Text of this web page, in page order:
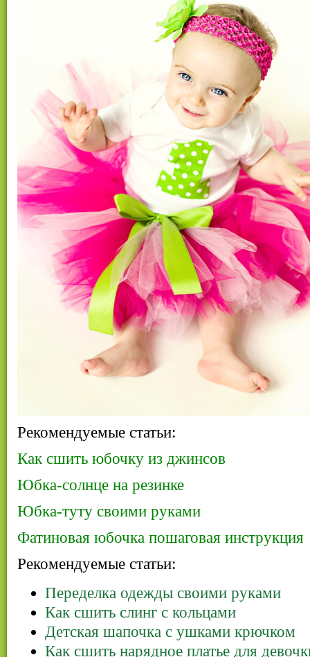
Рекомендуемые статьи:
Как сшить юбочку из джинсов
Юбка-солнце на резинке
Юбка-туту своими руками
Фатиновая юбочка пошаговая инструкция
Рекомендуемые статьи:
Переделка одежды своими руками
Как сшить слинг с кольцами
Детская шапочка с ушками крючком
Как сшить нарядное платье для